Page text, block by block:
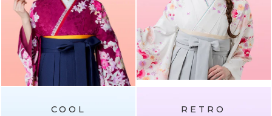
COOL RETRO